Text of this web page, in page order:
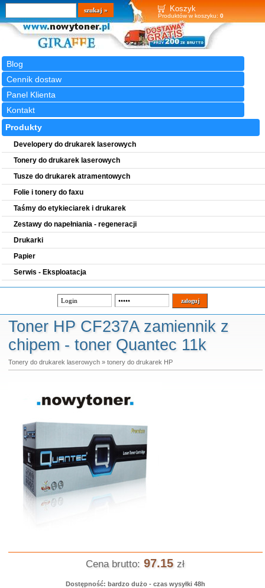
Koszyk
Produktów w koszyku: 0
Blog
Cennik dostaw
Panel Klienta
Kontakt
Wyszukiwarka
szukaj
Produkty
Developery do drukarek laserowych
Tonery do drukarek laserowych
Tusze do drukarek atramentowych
Folie i tonery do faxu
Taśmy do etykieciarek i drukarek
Zestawy do napełniania - regeneracji
Drukarki
Papier
Serwis - Eksploatacja
Toner HP CF237A zamiennik z
chipem - toner Quantec 11k
Tonery do drukarek laserowych» tonery do drukarek HP
Cena brutto: 97.15 zł
Dostępność: bardzo dużo - czas wysyłki 48h